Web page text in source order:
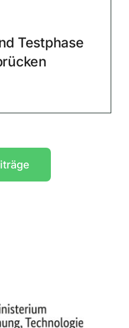
Testphase